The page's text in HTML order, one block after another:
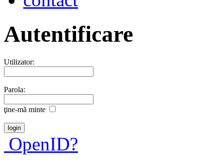
Autentificare
Utilizator:
Parola:
ţine-mã minte
OpenID?